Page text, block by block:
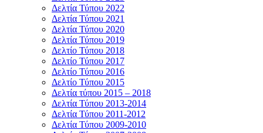
Δελτία Τύπου 2022
Δελτία Τύπου 2021
Δελτία Τύπου 2020
Δελτία Τύπου 2019
Δελτίο Τύπου 2018
Δελτίο Τύπου 2017
Δελτίο Τύπου 2016
Δελτίο Τύπου 2015
Δελτία τύπου 2015 – 2018
Δελτία Τύπου 2013-2014
Δελτία Τύπου 2011-2012
Δελτία Τύπου 2009-2010